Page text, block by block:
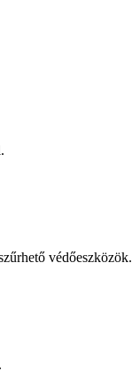
védőeszközök.